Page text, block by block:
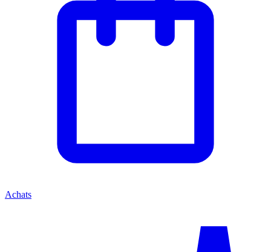
Achats